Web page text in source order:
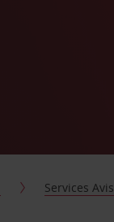
Services Avis